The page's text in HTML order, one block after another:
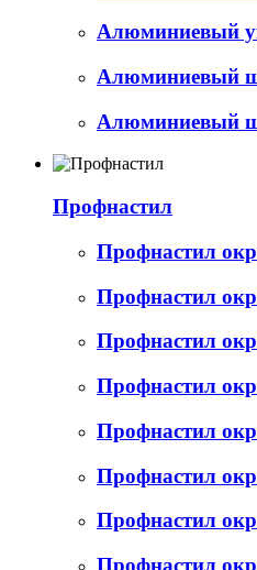
Алюминиевый
Алюминиевый
Алюминиевый
Профнастил
Профнастил
Профнастил
Профнастил
Профнастил
Профнастил
Профнастил
Профнастил
Профнастил